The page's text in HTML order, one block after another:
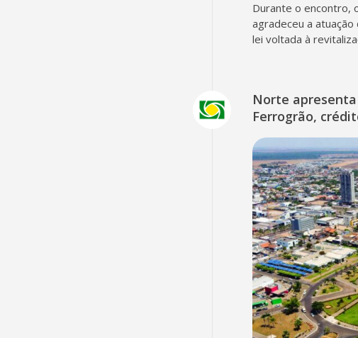
Durante o encontro,
agradeceu a
lei voltada à
Norte
Ferrogrão,